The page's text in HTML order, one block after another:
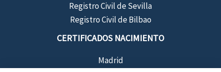
Registro Civil de Sevilla
Registro Civil de Bilbao
CERTIFICADOS NACIMIENTO
Madrid